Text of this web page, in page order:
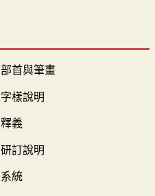
部首與筆畫
字樣說明
釋義
研訂說明
系統